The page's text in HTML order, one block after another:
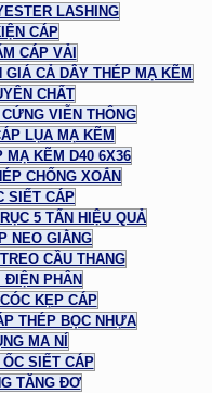
LASHING
CÁP
CÁP VẢI
CẢ DÂY THÉP MẠ KẼM
CHẤT
VIỄN THÔNG
LỤA MẠ KẼM
MẠ KẼM D40 6X36
CHỐNG XOẮN
SIẾT CÁP
5 TẤN HIỆU QUẢ
NEO GIẰNG
CẦU THANG
ĐIỆN PHÂN
KẸP CÁP
THÉP BỌC NHỰA
MA NÍ
SIẾT CÁP
TĂNG ĐƠ